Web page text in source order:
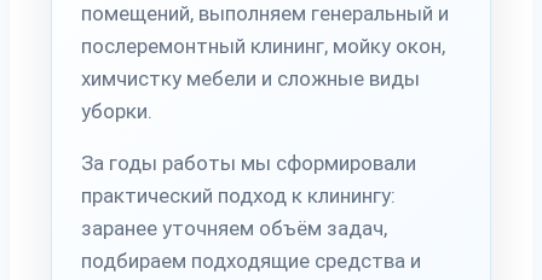
помещений, выполняем генеральный и
послеремонтный клининг, мойку окон,
химчистку мебели и сложные виды
уборки.
За годы работы мы сформировали
практический подход к клинингу:
заранее уточняем объём задач,
подбираем подходящие средства и